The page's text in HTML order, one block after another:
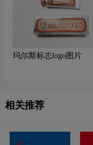
玛尔斯标志logo图片
相关推荐